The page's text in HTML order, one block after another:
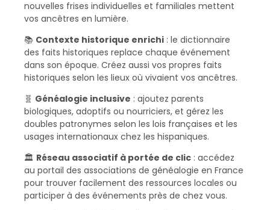
nouvelles frises individuelles et familiales mettent
vos ancêtres en lumière.
📚 Contexte historique enrichi : le dictionnaire
des faits historiques replace chaque événement
dans son époque. Créez aussi vos propres faits
historiques selon les lieux où vivaient vos ancêtres.
🧬 Généalogie inclusive : ajoutez parents
biologiques, adoptifs ou nourriciers, et gérez les
doubles patronymes selon les lois françaises et les
usages internationaux chez les hispaniques.
🏛️ Réseau associatif à portée de clic : accédez
au portail des associations de généalogie en France
pour trouver facilement des ressources locales ou
participer à des événements près de chez vous.